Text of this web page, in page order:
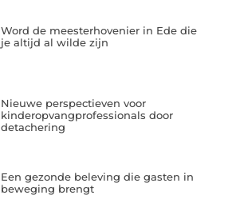
Word de meesterhovenier in Ede die
je altijd al wilde zijn
Nieuwe perspectieven voor
kinderopvangprofessionals door
detachering
Een gezonde beleving die gasten in
beweging brengt